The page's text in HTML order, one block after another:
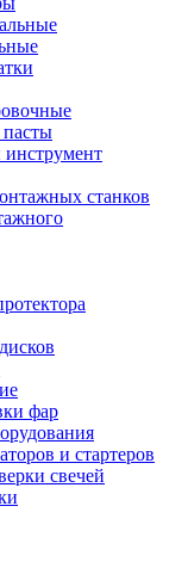
станков
фар
и стартеров
свечей